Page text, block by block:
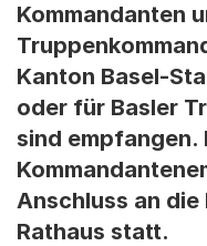
Kommandanten
Kanton Basel-
oder für Basler
sind
Anschluss an
Rathaus statt.